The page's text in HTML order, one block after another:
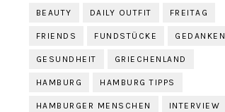
BEAUTY DAILY OUTFIT FREITAG
FRIENDS FUNDSTÜCKE GEDANKEN
GESUNDHEIT GRIECHENLAND
HAMBURG HAMBURG TIPPS
HAMBURGER MENSCHEN INTERVIEW